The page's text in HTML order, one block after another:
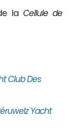
la Cellule de
Club Des
Yacht